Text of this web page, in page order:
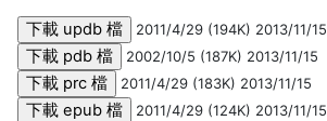
2011/4/29 (194K) 2013/11/15
2002/10/5 (187K) 2013/11/15
2011/4/29 (183K) 2013/11/15
2011/4/29 (124K) 2013/11/15